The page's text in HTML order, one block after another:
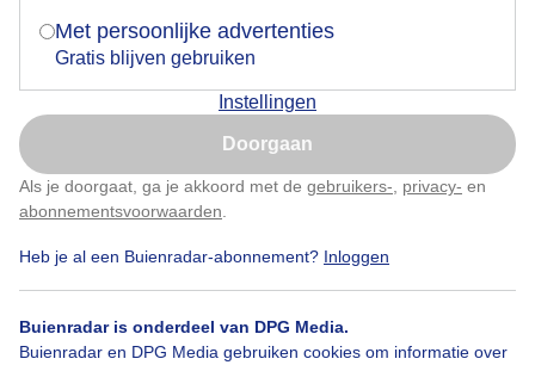
Met persoonlijke advertenties
Gratis blijven gebruiken
Instellingen
Doorgaan
Als je doorgaat, ga je akkoord met de gebruikers- privacy- en
abonnementsvoorwaarden
Heb je al een Buienradar-abonnement? Inloggen
Buienradar is onderdeel van DPG Media.
Buienradar en DPG Media gebruiken cookies om informatie over
Populaire categorieën
Lente
Zomer
Over Buienradar
Nu niet, misschien later
Klik hierom dit aan te passen